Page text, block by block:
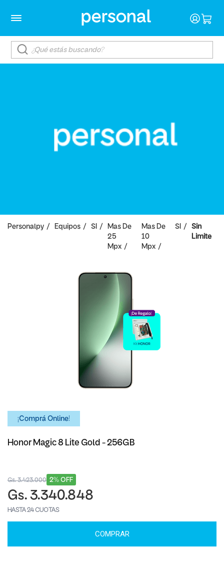
Personalpy Equipos SI
Mas De
25
Mpx
Mas De
10
Mpx
SI
Sin
Limite
¡Comprá Online!
Honor Magic 8 Lite Gold - 256GB
2% OFF
Gs. 3.423.000
Gs. 3.340.848
HASTA 24 CUOTAS
COMPRAR